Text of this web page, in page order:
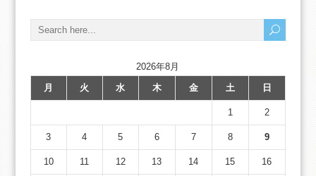
2026年8月
月
火 水 木 金 土 日
1 2
3 4 5 6 7 8 9
10 11 12 13 14 15 16